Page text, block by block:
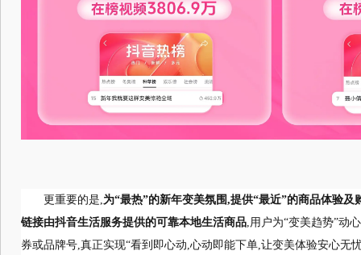
更重要的是,为“最热”的新年变美氛围,提供“最近”的商品体验
链接由抖音生活服务提供的可靠本地生活商品,用户为“变美趋势”动
券或品牌号,真正实现“看到即心动,心动即能下单,让变美体验安心无